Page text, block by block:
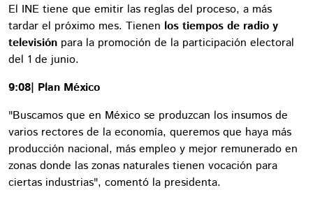
El INE tiene que emitir las reglas del proceso, a más
tardar el próximo mes. Tienen los tiempos de radio y
televisión para la promoción de la participación electoral
del 1 de junio.
9:08| Plan México
"Buscamos que en México se produzcan los insumos de
varios rectores de la economía, queremos que haya más
producción nacional, más empleo y mejor remunerado en
zonas donde las zonas naturales tienen vocación para
ciertas industrias", comentó la presidenta.